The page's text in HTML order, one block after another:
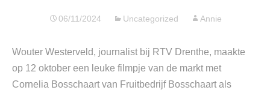
06/11/2024 Uncategorized Annie
Wouter Westerveld, journalist bij RTV Drenthe, maakte
op 12 oktober een leuke filmpje van de markt met
Cornelia Bosschaart van Fruitbedrijf Bosschaart als